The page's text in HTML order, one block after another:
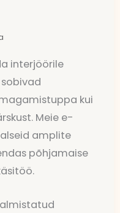
interjöörile
kui
Meie e-
amplite
põhjamaise